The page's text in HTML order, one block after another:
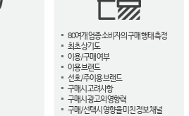
80여개 업종 소비자의 구매 행태 측정
최초 상기도
이용/구매 여부
이용 브랜드
선호/주이용 브랜드
구매시 고려사항
구매시 광고의 영향력
구매/선택시 영향을 미친 정보 채널